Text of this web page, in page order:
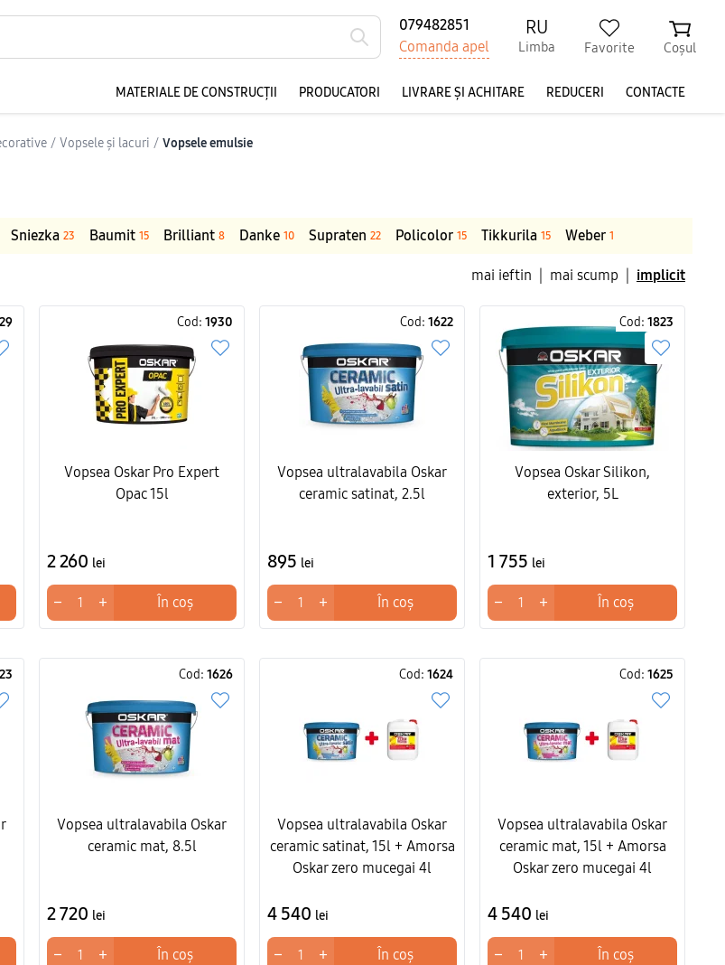
079482851
Comanda apel
RU
Limba Favorite Coșul
MATERIALE DE CONSTRUCȚII PRODUCATORI LIVRARE ȘI ACHITARE REDUCERI CONTACTE
/ Vopsele și lacuri / Vopsele emulsie
Sniezka 23 Baumit 15 Brilliant 8 Danke 10 Supraten 22 Policolor 15 Tikkurila 15 Weber 1
mai ieftin mai scump implicit
Cod: 1930
Vopsea Oskar Pro Expert
Opac 15l
2 260 lei
− + În coș
Cod: 1622
Vopsea ultralavabila Oskar
ceramic satinat, 2.5l
895 lei
− + În coș
Cod: 1823
Vopsea Oskar Silikon,
exterior, 5L
1 755 lei
− + În coș
Cod: 1626
Vopsea ultralavabila Oskar
ceramic mat, 8.5l
2 720 lei
− + În coș
Cod: 1624
Vopsea ultralavabila Oskar
ceramic satinat, 15l + Amorsa
Oskar zero mucegai 4l
4 540 lei
− + În coș
Cod: 1625
Vopsea ultralavabila Oskar
ceramic mat, 15l + Amorsa
Oskar zero mucegai 4l
4 540 lei
− + În coș